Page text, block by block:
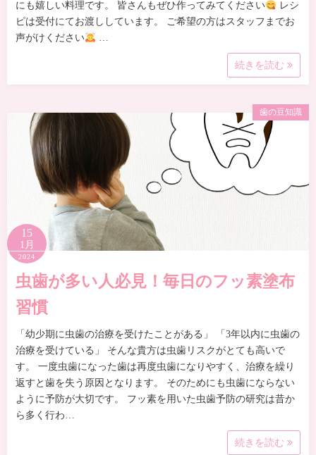
にも嬉しい料理です。 皆さんもぜひ作ってみてください
レシ
ピは受付にてお渡ししています。 ご希望の方はスタッフまでお
声がけください
…
続きを読む
歯の豆知識
15
1月
2024
虫歯が多い人必見！毎日のフッ素塗布
習慣
「幼少期に虫歯の治療を受けたことがある」 「3年以内に虫歯の
治療を受けている」 そんな貴方は虫歯リスクがとても高いで
す。 一度虫歯になった歯は再度虫歯になりやすく、治療を繰り
返すと歯を失う原因となります。 そのためにも虫歯にならない
ように予防が大切です。 フッ素を用いた虫歯予防の研究は昔か
ら多く行わ…
続きを読む